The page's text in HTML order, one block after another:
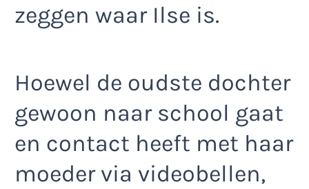
zeggen waar Ilse is.
Hoewel de oudste dochter
gewoon naar school gaat
en contact heeft met haar
moeder via videobellen,